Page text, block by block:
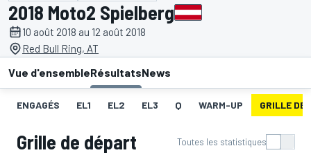
2018 Moto2 Spielberg
10 août 2018 au 12 août 2018
Red Bull Ring, AT
Vue d'ensembleRésultatsNews
ENGAGÉS EL1 EL2 EL3 Q WARM-UP GRILLE DE
Grille de départ Toutes les statistiques